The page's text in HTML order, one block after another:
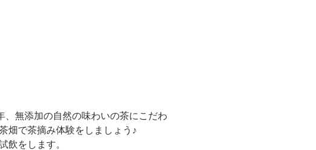
、無添加の自然の味わいの茶にこだわ
畑で茶摘み体験をしましょう♪
飲をします。